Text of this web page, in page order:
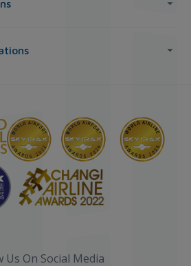
Us On Social Media